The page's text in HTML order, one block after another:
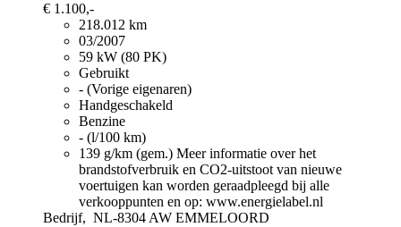
€ 1.100,-
218.012 km
03/2007
59 kW (80 PK)
Gebruikt
- (Vorige eigenaren)
Handgeschakeld
Benzine
- (l/100 km)
139 g/km (gem.) Meer informatie over het
brandstofverbruik en CO2-uitstoot van nieuwe
voertuigen kan worden geraadpleegd bij alle
verkooppunten en op: www.energielabel.nl
Bedrijf, NL-8304 AW EMMELOORD